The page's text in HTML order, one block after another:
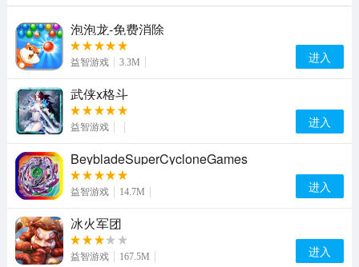
泡泡龙-免费消除
益智游戏 3.3M 进入
武侠x格斗
益智游戏 进入
BeybladeSuperCycloneGames
益智游戏 14.7M 进入
冰火军团
益智游戏 167.5M 进入